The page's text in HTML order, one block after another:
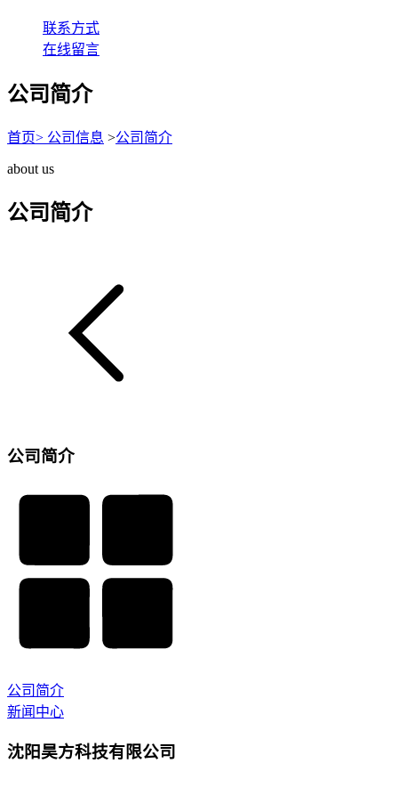
联系方式
在线留言
公司简介
首页> 公司信息 >公司简介
about us
公司简介
公司简介
公司简介
新闻中心
沈阳昊方科技有限公司